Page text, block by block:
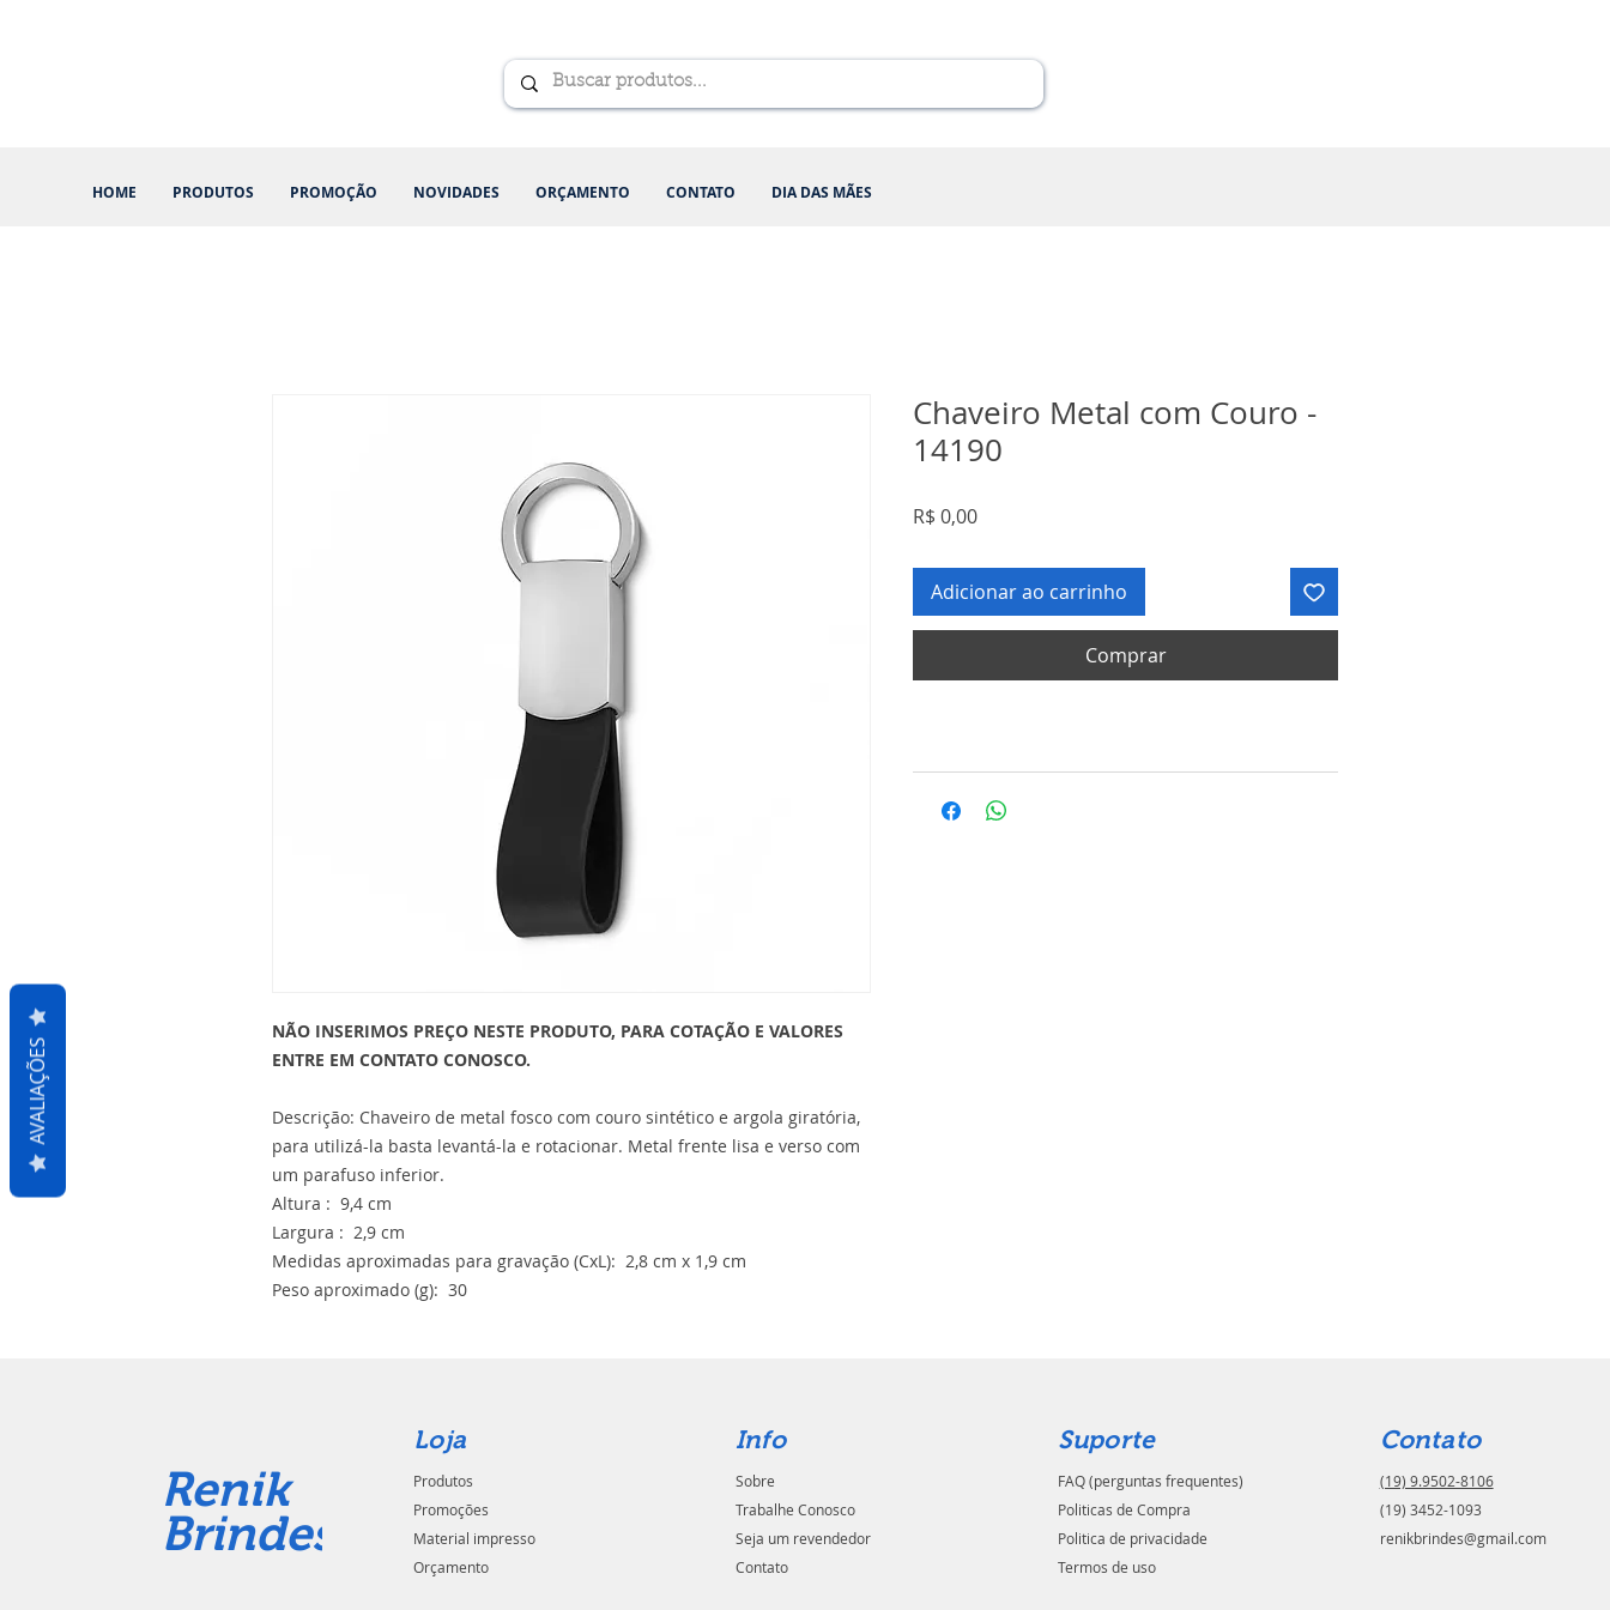
HOME PRODUTOS PROMOÇÃO NOVIDADES ORÇAMENTO CONTATO DIA DAS MÃES
NÃO INSERIMOS PREÇO NESTE PRODUTO, PARA COTAÇÃO E VALORES
ENTRE EM CONTATO CONOSCO.
Descrição: Chaveiro de metal fosco com couro sintético e argola giratória,
para utilizá-la basta levantá-la e rotacionar. Metal frente lisa e verso com
um parafuso inferior.
Altura : 9,4 cm
Largura : 2,9 cm
Medidas aproximadas para gravação (CxL): 2,8 cm x 1,9 cm
Peso aproximado (g): 30
Chaveiro Metal com Couro -
14190
R$ 0,00Preço
Adicionar ao carrinho
Comprar
Renik
Brindes
Loja
Produtos
Promoções
Material impresso
Orçamento
Info
Sobre
Trabalhe Conosco
Seja um revendedor
Contato
Suporte
FAQ (perguntas frequentes)
Politicas de Compra
Politica de privacidade
Termos de uso
Contato
(19) 9.9502-8106
(19) 3452-1093
renikbrindes@gmail.com
AVALIAÇÕES